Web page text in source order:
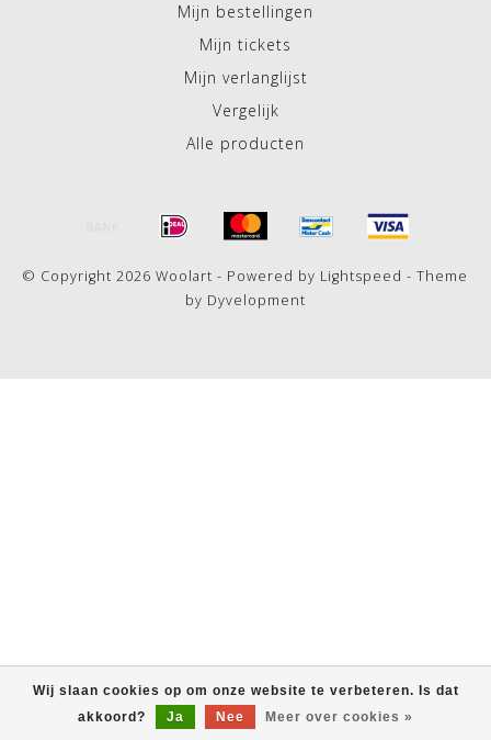
Wij slaan cookies op om onze website te verbeteren. Is dat
akkoord?
Ja Nee Meer over cookies »
Mijn bestellingen
Mijn tickets
Mijn verlanglijst
Vergelijk
Alle producten
© Copyright 2026 Woolart - Powered by Lightspeed - Theme
by Dyvelopment